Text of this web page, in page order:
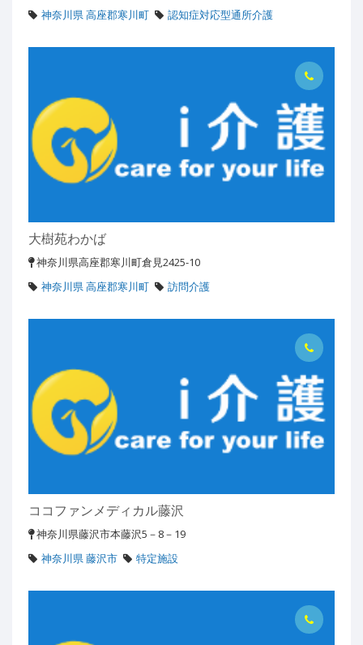
神奈川県 高座郡寒川町 認知症対応型通所介護
大樹苑わかば
神奈川県高座郡寒川町倉見2425-10
神奈川県 高座郡寒川町
訪問介護
ココファンメディカル藤沢
神奈川県藤沢市本藤沢5－8－19
神奈川県 藤沢市
特定施設